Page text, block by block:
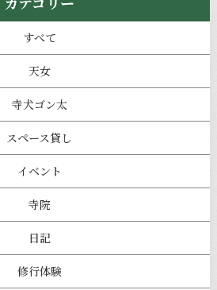
すべて
天女
寺犬ゴン太
スペース貸し
イベント
寺院
日記
修行体験